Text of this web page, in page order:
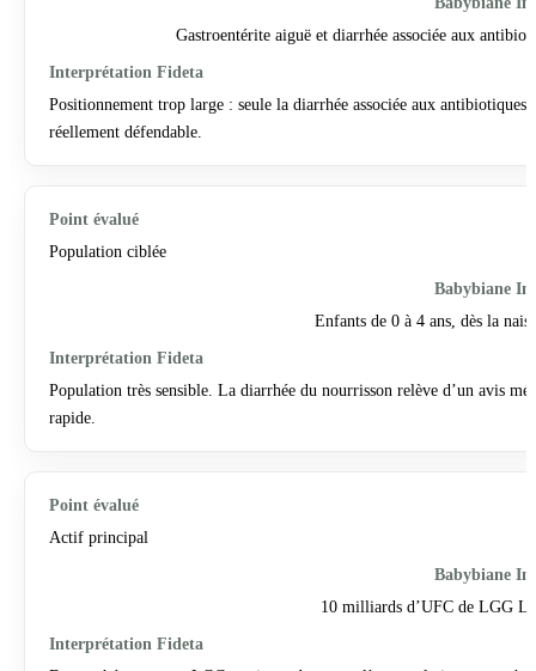
Gastroentérite aiguë et diarrhée associée aux
Positionnement trop large : seule la diarrhée associée aux antibiotiques
réellement défendable.
Population ciblée
Enfants de 0 à 4 ans, dès la
Population très sensible. La diarrhée du nourrisson relève d’un avis
rapide.
Actif principal
10 milliards d’UFC de LGG